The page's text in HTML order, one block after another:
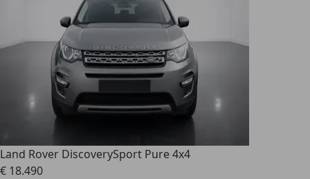
Land Rover DiscoverySport Pure 4x4
€ 18.490